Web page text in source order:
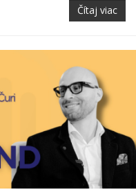
Čítaj viac